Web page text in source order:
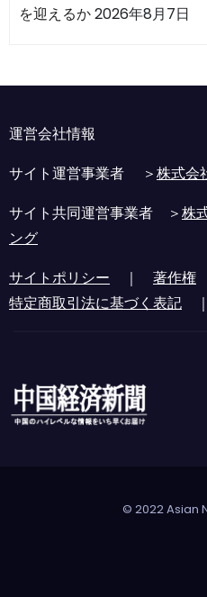
を迎えるか2026年8月7日
運営会社情報
サイト運営事業者 ＞株式会
サイト共同運営事業者 ＞株
ング
サイトポリシー ｜ 著作権
特定商取引法に基づく表記
© 2022 Asian